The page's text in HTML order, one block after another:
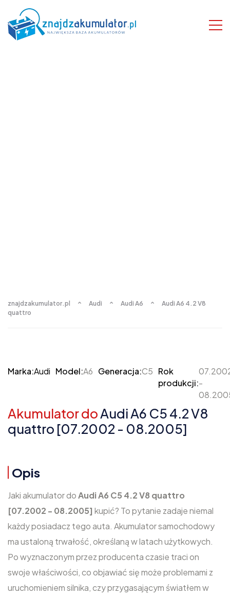
znajdzakumulator.pl Audi Audi A6
Audi A6 4.2 V8
quattro
Marka:Audi Model:A6 Generacja:C5 Rok
produkcji:-
Akumulator doAudi A6 C5 4.2 V8
quattro [07.2002 - 08.2005]
Opis
Jaki akumulator doAudi A6 C5 4.2 V8 quattro
[07.2002 - 08.2005] kupić? To pytanie zadaje niemal
każdy posiadacz tego auta. Akumulator samochodowy
ma ustaloną trwałość, określaną w latach użytkowych.
Po wyznaczonym przez producenta czasie traci on
swoje właściwości, co objawiać się może problemami z
uruchomieniem silnika, czy przygasającym światłem w